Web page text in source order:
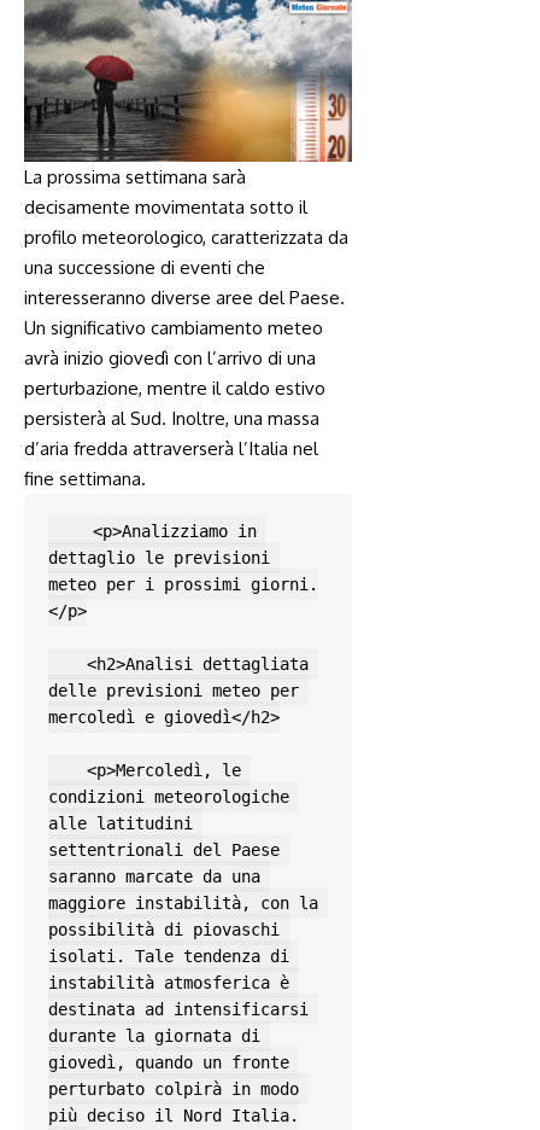
La prossima settimana⁢ sarà
decisamente movimentata sotto il‍
profilo meteorologico, ‍caratterizzata da
una successione di eventi che
interesseranno diverse ​aree del Paese.‍
Un significativo cambiamento meteo
avrà inizio giovedì con l’arrivo di una
perturbazione, mentre il caldo estivo
persisterà al Sud. Inoltre, una massa
d’aria fredda attraverserà l’Italia nel​
fine settimana.
dettaglio le previsioni
meteo per i prossimi giorni.
</p>
delle previsioni meteo per
mercoledì e giovedì</h2>
condizioni meteorologiche
alle latitudini
settentrionali del Paese
saranno marcate da una
maggiore instabilità, con la
possibilità di piovaschi
isolati. Tale tendenza di
instabilità atmosferica è
destinata ad intensificarsi
durante la giornata di
giovedì, quando un fronte
perturbato colpirà in modo
più deciso il Nord Italia.